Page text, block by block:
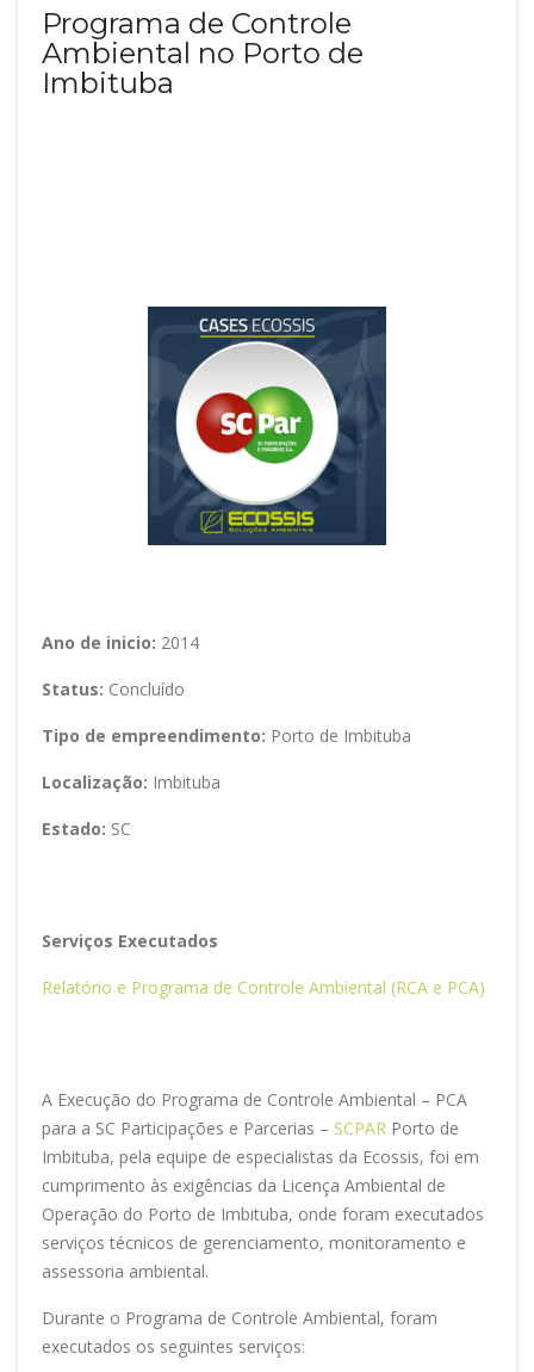
Programa de Controle
Ambiental no Porto de
Imbituba
Ano de inicio: 2014
Status: Concluído
Tipo de empreendimento: Porto de Imbituba
Localização: Imbituba
Estado: SC
Serviços Executados
Relatório e Programa de Controle Ambiental (RCA e PCA)
A Execução do Programa de Controle Ambiental – PCA
para a SC Participações e Parcerias – SCPAR Porto de
Imbituba, pela equipe de especialistas da Ecossis, foi em
cumprimento às exigências da Licença Ambiental de
Operação do Porto de Imbituba, onde foram executados
serviços técnicos de gerenciamento, monitoramento e
assessoria ambiental.
Durante o Programa de Controle Ambiental, foram
executados os seguintes serviços: